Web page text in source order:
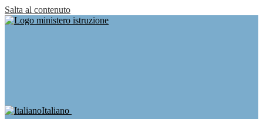
Salta al contenuto
Italiano